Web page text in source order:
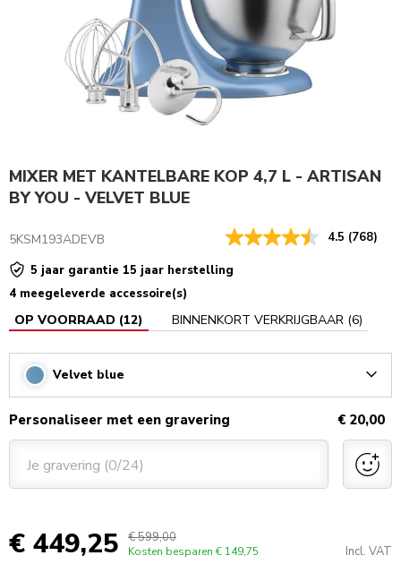
MIXER MET KANTELBARE KOP 4,7 L - ARTISAN
BY YOU - VELVET BLUE
5KSM193ADEVB 4.5 (768)
5 jaar garantie 15 jaar herstelling
4 meegeleverde accessoire(s)
OP VOORRAAD (12) BINNENKORT VERKRIJGBAAR (6)
Velvet blue
Personaliseer met een gravering € 20,00
Je gravering (0/24)
€ 449,25 € 599,00
Kosten besparen € 149,75 Incl. VAT